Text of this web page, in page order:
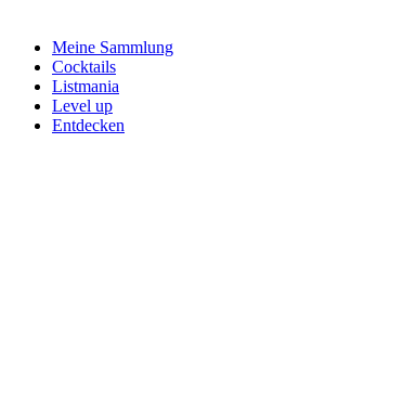
Meine Sammlung
Cocktails
Listmania
Level up
Entdecken